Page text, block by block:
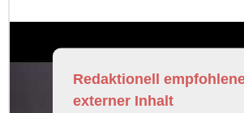
Redaktionell
externer Inhalt